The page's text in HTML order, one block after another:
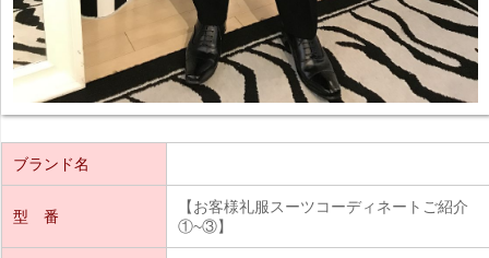
ブランド名
型 番
【お客様礼服スーツコーディネートご紹介
①~③】